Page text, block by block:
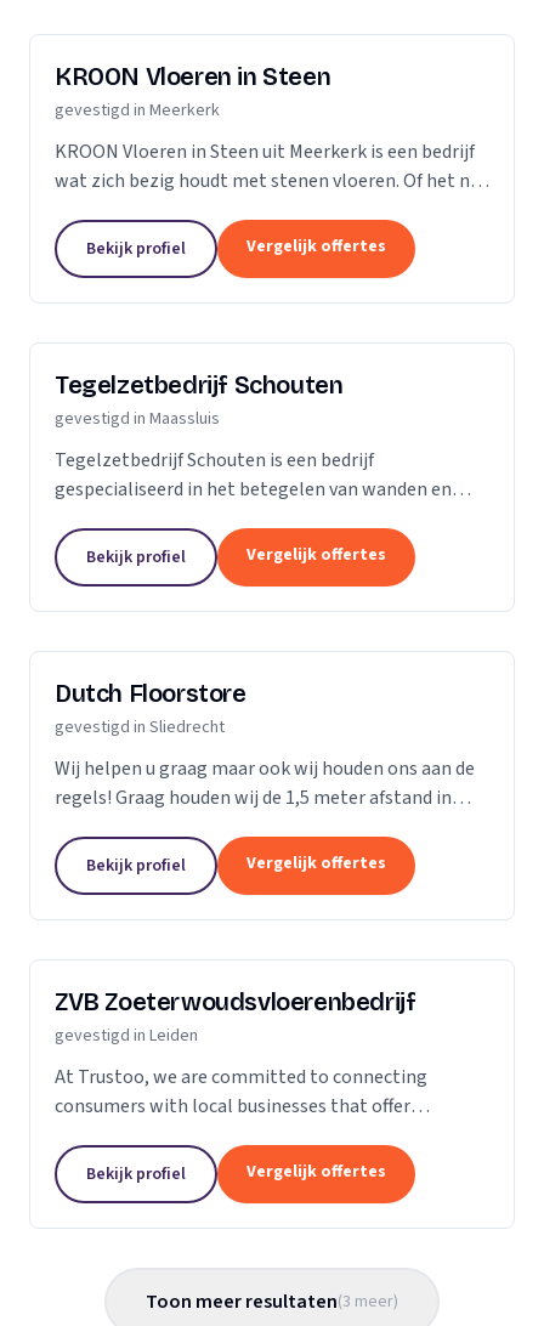
KROON Vloeren in Steen
gevestigd in Meerkerk
KROON Vloeren in Steen uit Meerkerk is een bedrijf
wat zich bezig houdt met stenen vloeren. Of het nu
tegelzetters, vloerverwarming, onderhoud,...
Bekijk profiel Vergelijk offertes
Tegelzetbedrijf Schouten
gevestigd in Maassluis
Tegelzetbedrijf Schouten is een bedrijf
gespecialiseerd in het betegelen van wanden en
bedrijven als particulieren. Nieuwbouw- of
renovatieprojecten,...
Bekijk profiel Vergelijk offertes
Dutch Floorstore
gevestigd in Sliedrecht
Wij helpen u graag maar ook wij houden ons aan de
regels! Graag houden wij de 1,5 meter afstand in
hetzelfde te doen zowel naar ons als naar de
andere...
Bekijk profiel Vergelijk offertes
ZVB Zoeterwoudsvloerenbedrijf
gevestigd in Leiden
At Trustoo, we are committed to connecting
consumers with local businesses that offer
provide a seamless experience, allowing users to
request offers...
Bekijk profiel Vergelijk offertes
Toon meer resultaten(3 meer)